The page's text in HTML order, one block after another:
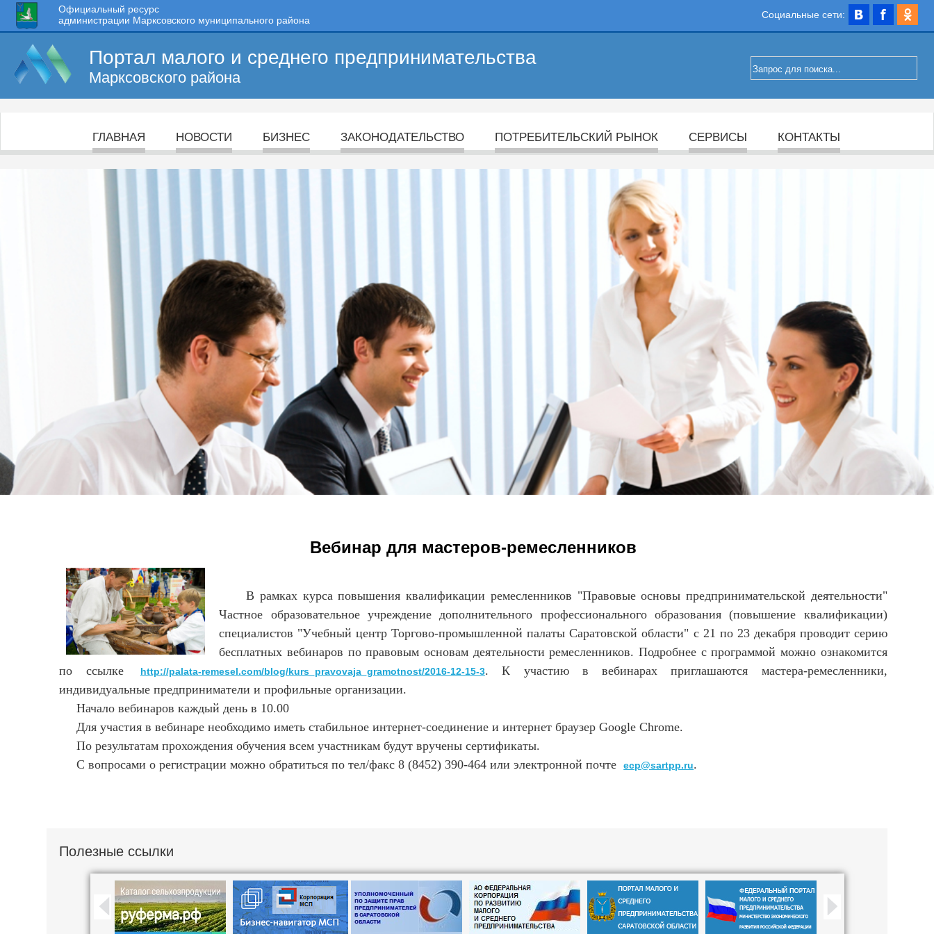
Социальные сети:
Официальный ресурс
администрации Марксовского муниципального района
Портал малого и среднего предпринимательства
Марксовского района
ГЛАВНАЯ НОВОСТИ БИЗНЕС ЗАКОНОДАТЕЛЬСТВО ПОТРЕБИТЕЛЬСКИЙ РЫНОК СЕРВИСЫ КОНТАКТЫ
Вебинар для мастеров-ремесленников
В рамках курса повышения квалификации ремесленников "Правовые основы предпринимательской деятельности"
Частное образовательное учреждение дополнительного профессионального образования (повышение квалификации)
специалистов "Учебный центр Торгово-промышленной палаты Саратовской области" с 21 по 23 декабря проводит серию
бесплатных вебинаров по правовым основам деятельности ремесленников. Подробнее с программой можно ознакомится
по ссылке
http://palata-remesel.com/blog/kurs_pravovaja_gramotnost/2016-12-15-3. К участию в вебинарах приглашаются мастера-ремесленники,
индивидуальные предприниматели и профильные организации.
Начало вебинаров каждый день в 10.00
Для участия в вебинаре необходимо иметь стабильное интернет-соединение и интернет браузер Google Chrome.
По результатам прохождения обучения всем участникам будут вручены сертификаты.
С вопросами о регистрации можно обратиться по тел/факс 8 (8452) 390-464 или электронной почте
ecp@sartpp.ru.
Полезные ссылки